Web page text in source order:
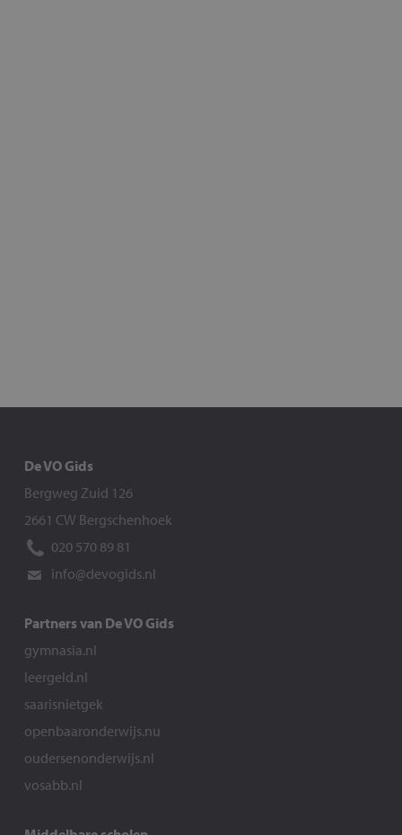
De VO Gids
Bergweg Zuid 126
2661 CW Bergschenhoek
020 570 89 81
info@devogids.nl
Partners van De VO Gids
gymnasia.nl
leergeld.nl
saarisnietgek
openbaaronderwijs.nu
oudersenonderwijs.nl
vosabb.nl